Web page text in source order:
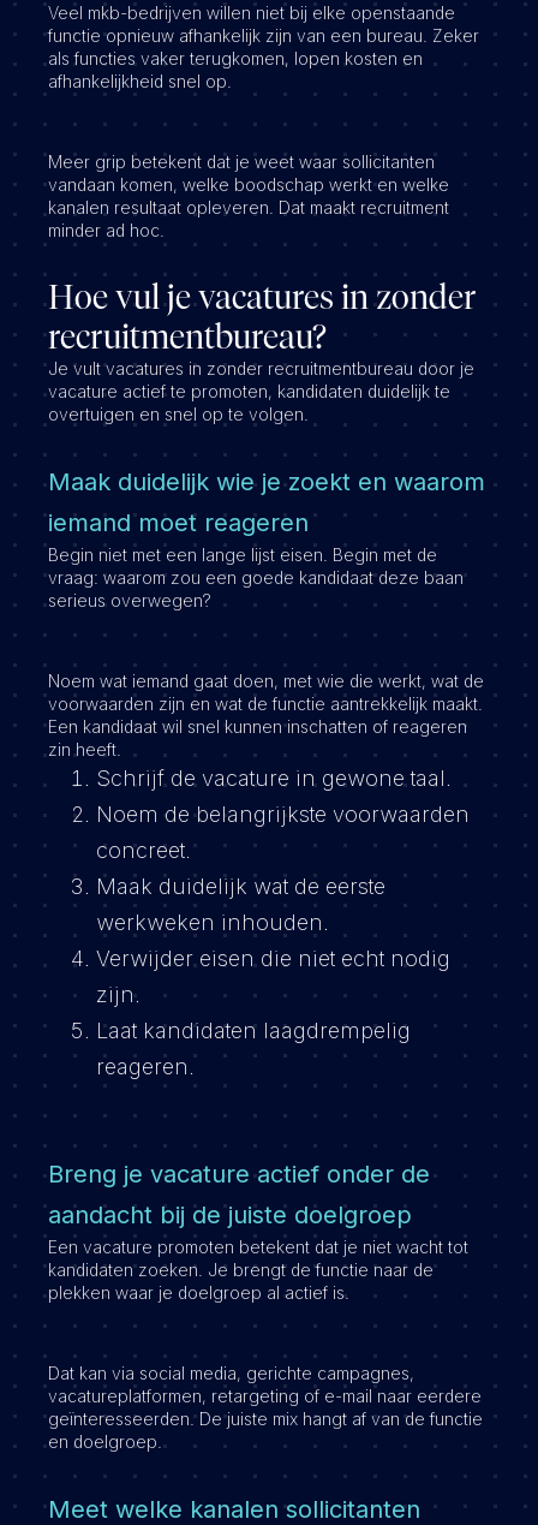
Veel mkb-bedrijven willen niet bij elke openstaande
functie opnieuw afhankelijk zijn van een bureau. Zeker
als functies vaker terugkomen, lopen kosten en
afhankelijkheid snel op.
Meer grip betekent dat je weet waar sollicitanten
vandaan komen, welke boodschap werkt en welke
kanalen resultaat opleveren. Dat maakt recruitment
minder ad hoc.
Hoe vul je vacatures in zonder
recruitmentbureau?
Je vult vacatures in zonder recruitmentbureau door je
vacature actief te promoten, kandidaten duidelijk te
overtuigen en snel op te volgen.
Maak duidelijk wie je zoekt en waarom
iemand moet reageren
Begin niet met een lange lijst eisen. Begin met de
vraag: waarom zou een goede kandidaat deze baan
serieus overwegen?
Noem wat iemand gaat doen, met wie die werkt, wat de
voorwaarden zijn en wat de functie aantrekkelijk maakt.
Een kandidaat wil snel kunnen inschatten of reageren
zin heeft.
Schrijf de vacature in gewone taal.
Noem de belangrijkste voorwaarden
concreet.
Maak duidelijk wat de eerste
werkweken inhouden.
Verwijder eisen die niet echt nodig
zijn.
Laat kandidaten laagdrempelig
reageren.
Breng je vacature actief onder de
aandacht bij de juiste doelgroep
Een vacature promoten betekent dat je niet wacht tot
kandidaten zoeken. Je brengt de functie naar de
plekken waar je doelgroep al actief is.
Dat kan via social media, gerichte campagnes,
vacatureplatformen, retargeting of e-mail naar eerdere
geïnteresseerden. De juiste mix hangt af van de functie
en doelgroep.
Meet welke kanalen sollicitanten